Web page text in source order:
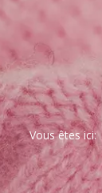
Vous êtes ici: